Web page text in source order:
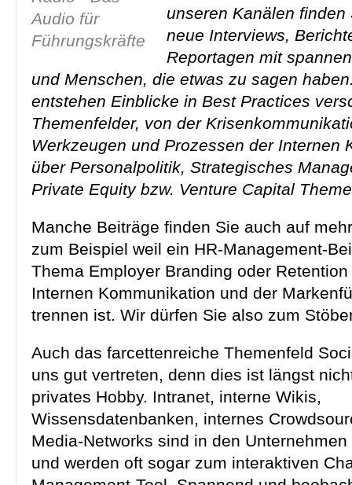
unseren Kanälen finden
neue Interviews,
Reportagen mit
und Menschen, die etwas zu sagen haben.
entstehen Einblicke in Best Practices
Themenfelder, von der
Werkzeugen und Prozessen der Internen
über Personalpolitik, Strategisches
Private Equity bzw. Venture Capital
Manche Beiträge finden Sie auch auf
zum Beispiel weil ein HR-Management-
Thema Employer Branding oder
Internen Kommunikation und der
trennen ist. Wir dürfen Sie also zum
Auch das farcettenreiche Themenfeld
uns gut vertreten, denn dies ist längst
privates Hobby. Intranet, interne Wikis,
Wissensdatenbanken, internes
Media-Networks sind in den
und werden oft sogar zum interaktiven